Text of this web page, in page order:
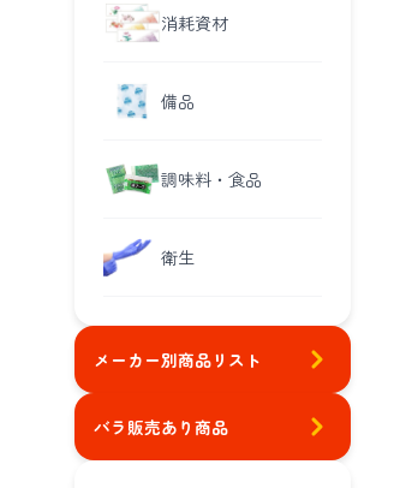
消耗資材
備品
調味料・食品
衛生
メーカー別商品リスト
バラ販売あり商品